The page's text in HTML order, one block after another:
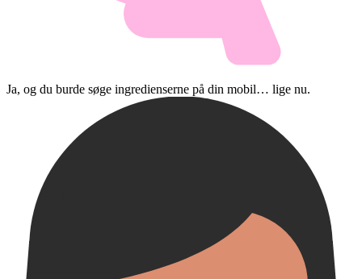
Ja, og du burde søge ingredienserne på din mobil… lige nu.